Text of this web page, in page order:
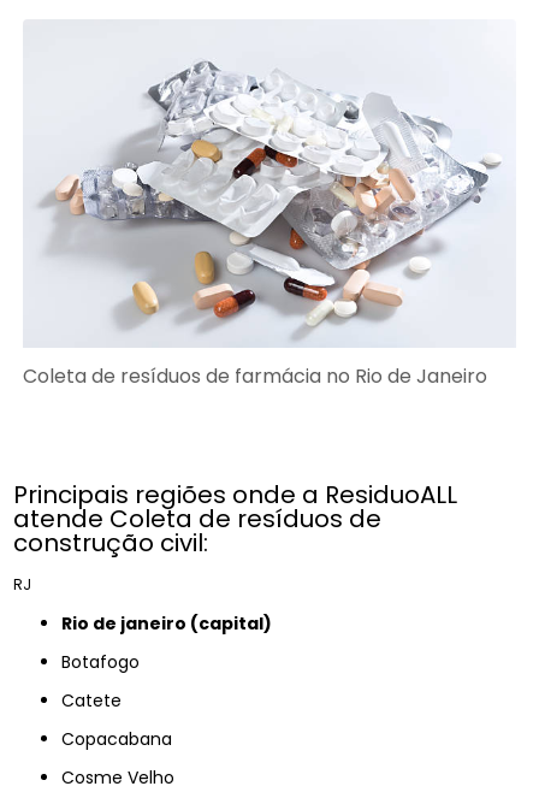
Coleta de resíduos de farmácia no Rio de Janeiro
Principais regiões onde a ResiduoALL
atende Coleta de resíduos de
construção civil:
RJ
rio de janeiro (capital)
Botafogo
Catete
Copacabana
Cosme Velho